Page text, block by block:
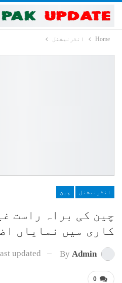
Home انٹرنیشنل
انٹرنیشنل چین
چین کی براہ راست
کاری میں نمایاں
By Admin
updated
0